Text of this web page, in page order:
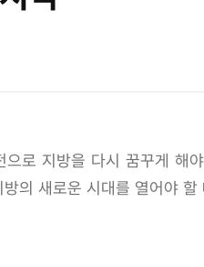
로 지방을 다시 꿈꾸게 해
의 새로운 시대를 열어야 할